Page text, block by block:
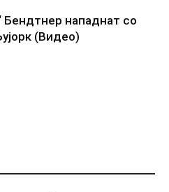
Бендтнер нападнат со
(Видео)